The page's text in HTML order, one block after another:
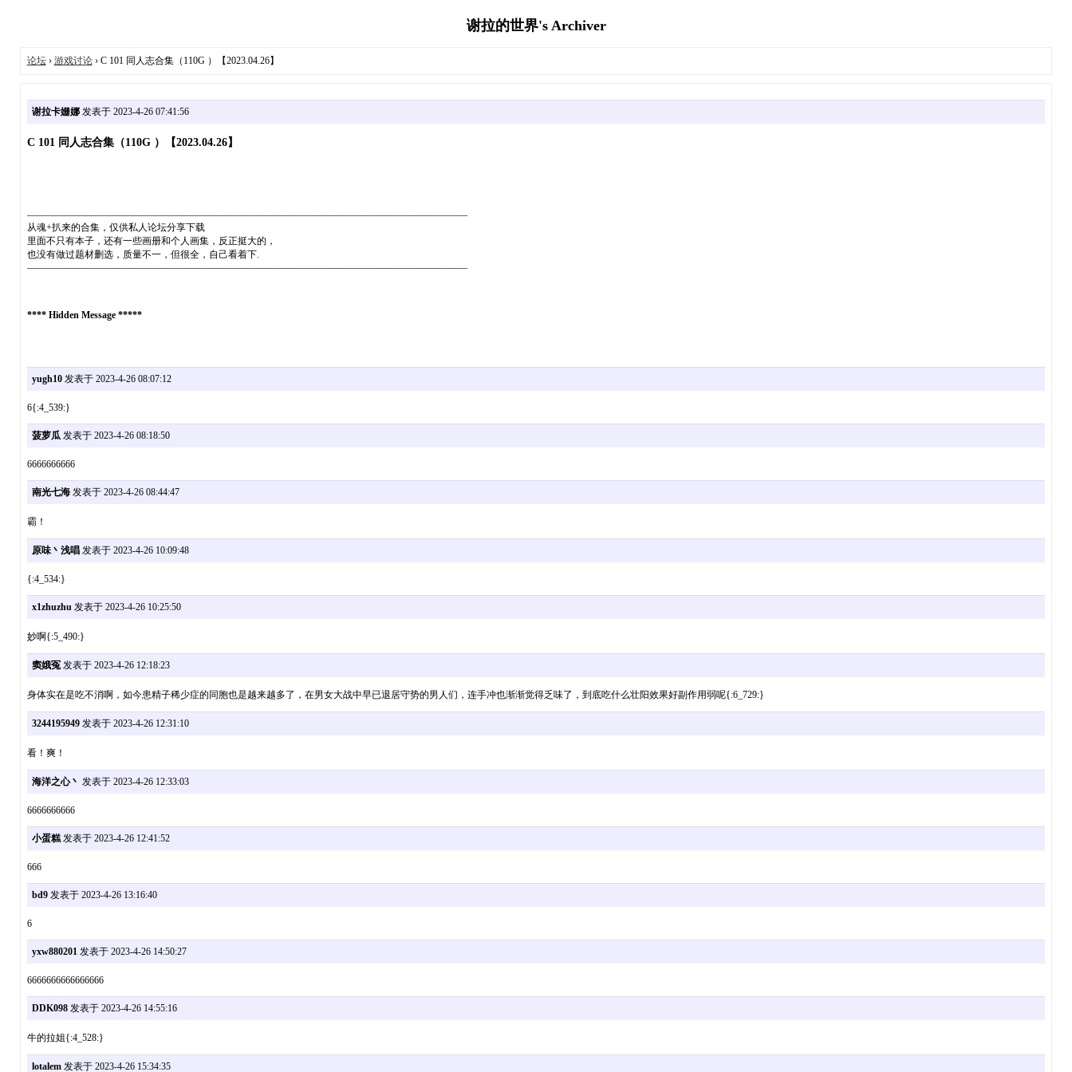
谢拉的世界's Archiver
论坛› 游戏讨论› C 101 同人志合集（110G ）【2023.04.26】
谢拉卡姗娜发表于 2023-4-26 07:41:56
C 101 同人志合集（110G ）【2023.04.26】
——————————————————————————————————————————————
从魂+扒来的合集，仅供私人论坛分享下载
里面不只有本子，还有一些画册和个人画集，反正挺大的，
也没有做过题材删选，质量不一，但很全，自己看着下.
——————————————————————————————————————————————
**** Hidden Message *****
yugh10发表于 2023-4-26 08:07:12
6{:4_539:}
菠萝瓜发表于 2023-4-26 08:18:50
6666666666
南光七海发表于 2023-4-26 08:44:47
霸！
原味丶浅唱发表于 2023-4-26 10:09:48
{:4_534:}
x1zhuzhu发表于 2023-4-26 10:25:50
妙啊{:5_490:}
窦娥冤发表于 2023-4-26 12:18:23
身体实在是吃不消啊，如今患精子稀少症的同胞也是越来越多了，在男女大战中早已退居守势的男人们，连手冲也渐渐觉得乏味了，到底吃什么壮阳效果好副作用弱呢{:6_729:}
3244195949发表于 2023-4-26 12:31:10
看！爽！
海洋之心丶 发表于 2023-4-26 12:33:03
6666666666
小蛋糕发表于 2023-4-26 12:41:52
666
bd9发表于 2023-4-26 13:16:40
6
yxw880201发表于 2023-4-26 14:50:27
6666666666666666
DDK098发表于 2023-4-26 14:55:16
牛的拉姐{:4_528:}
lotalem发表于 2023-4-26 15:34:35